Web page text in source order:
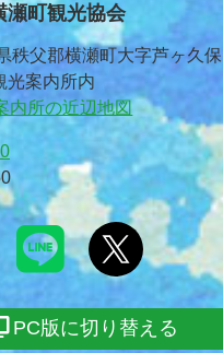
町観光協会
父郡横瀬町大字芦ヶ久
光案内所内
内所の近辺地図
PC版に切り替える